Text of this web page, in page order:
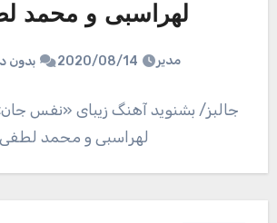
لهراسبی و محمد
مدیر 2020/08/14 بدون
جالبز/ بشنوید آهنگ زیبای «نفس
لهراسبی و محمد لطفی